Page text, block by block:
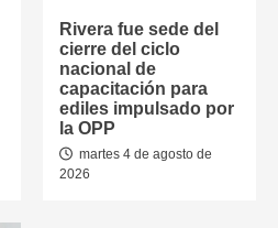
Rivera fue sede del
cierre del ciclo
nacional de
capacitación para
ediles impulsado por
la OPP
martes 4 de agosto de
2026